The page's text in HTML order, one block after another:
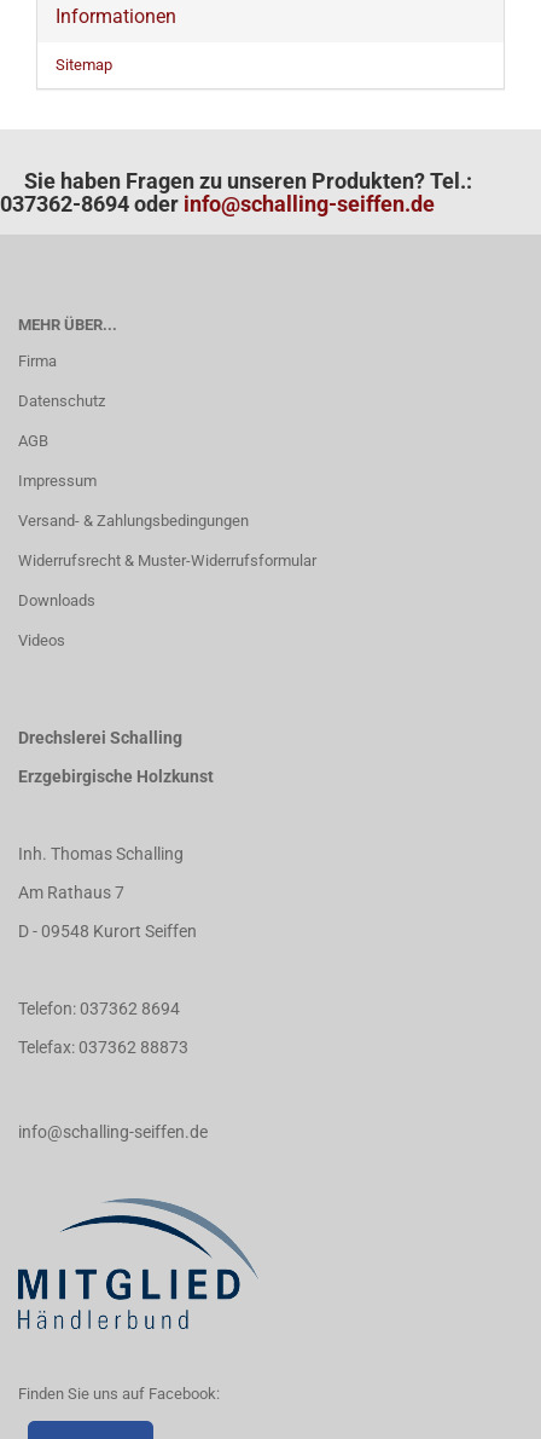
Informationen
Sitemap
Sie haben Fragen zu unseren Produkten? Tel.:
037362-8694 oder info@schalling-seiffen.de
MEHR ÜBER...
Firma
Datenschutz
AGB
Impressum
Versand- & Zahlungsbedingungen
Widerrufsrecht & Muster-Widerrufsformular
Downloads
Videos
Drechslerei Schalling
Erzgebirgische Holzkunst
Inh. Thomas Schalling
Am Rathaus 7
D - 09548 Kurort Seiffen
Telefon: 037362 8694
Telefax: 037362 88873
info@schalling-seiffen.de
Finden Sie uns auf Facebook: